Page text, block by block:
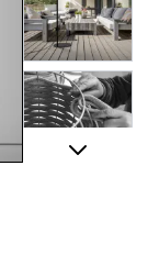
View